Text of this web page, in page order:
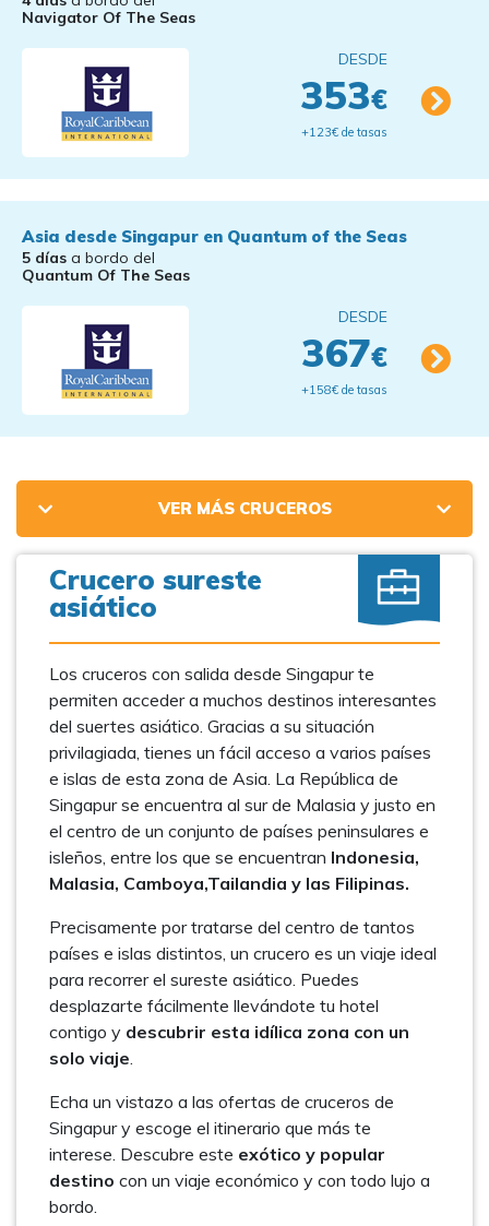
Navigator Of The Seas
DESDE
353€
+123€ de tasas
Asia desde Singapur en Quantum of the Seas
5 días a bordo del
Quantum Of The Seas
DESDE
367€
+158€ de tasas
VER MÁS CRUCEROS
Crucero sureste
asiático
Los cruceros con salida desde Singapur te
permiten acceder a muchos destinos interesantes
del suertes asiático. Gracias a su situación
privilagiada, tienes un fácil acceso a varios países
e islas de esta zona de Asia. La República de
Singapur se encuentra al sur de Malasia y justo en
el centro de un conjunto de países peninsulares e
isleños, entre los que se encuentran Indonesia,
Malasia, Camboya,Tailandia y las Filipinas.
Precisamente por tratarse del centro de tantos
países e islas distintos, un crucero es un viaje ideal
para recorrer el sureste asiático. Puedes
desplazarte fácilmente llevándote tu hotel
contigo y descubrir esta idílica zona con un
solo viaje.
Echa un vistazo a las ofertas de cruceros de
Singapur y escoge el itinerario que más te
interese. Descubre este exótico y popular
destino con un viaje económico y con todo lujo a
bordo.